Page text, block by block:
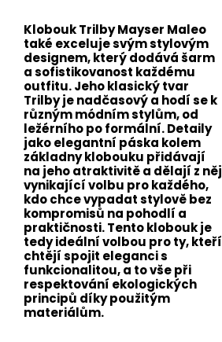
Klobouk Trilby Mayser Maleo
také exceluje svým stylovým
designem, který dodává šarm
a sofistikovanost každému
outfitu. Jeho klasický tvar
Trilby je nadčasový a hodí se k
různým módním stylům, od
ležérního po formální. Detaily
jako elegantní páska kolem
základny klobouku přidávají
na jeho atraktivitě a dělají z něj
vynikající volbu pro každého,
kdo chce vypadat stylově bez
kompromisů na pohodlí a
praktičnosti. Tento klobouk je
tedy ideální volbou pro ty, kteří
chtějí spojit eleganci s
funkcionalitou, a to vše při
respektování ekologických
principů díky použitým
materiálům.